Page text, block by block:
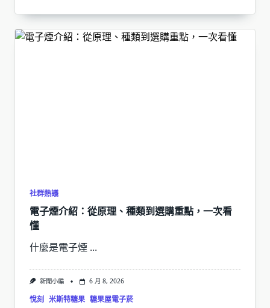
社群熱議
電子煙介紹：從原理、種類到選購重點，一次看
懂
什麼是電子煙 ...
新聞小編 6 月 8, 2026
悅刻 米斯特糖果 糖果屋電子菸